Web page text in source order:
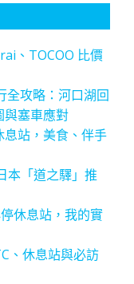
、TOCOO 比價
全攻略：河口湖回
與塞車應對
站，美食、伴手
本「道之驛」推
休息站，我的實
、休息站與必訪